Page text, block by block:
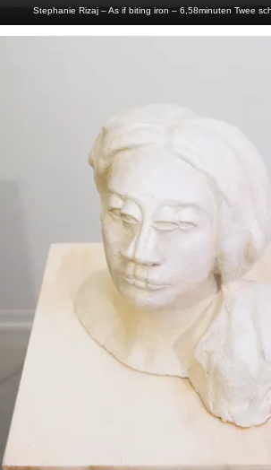
Stephanie Rizaj – As if biting iron – 6,58minuten Twee